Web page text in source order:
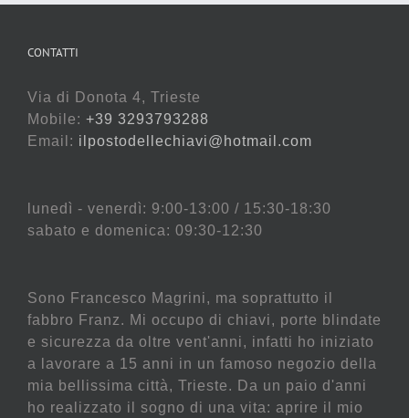
CONTATTI
Via di Donota 4, Trieste
Mobile: +39 3293793288
Email: ilpostodellechiavi@hotmail.com
lunedì - venerdì: 9:00-13:00 / 15:30-18:30
sabato e domenica: 09:30-12:30
Sono Francesco Magrini, ma soprattutto il
fabbro Franz. Mi occupo di chiavi, porte blindate
e sicurezza da oltre vent'anni, infatti ho iniziato
a lavorare a 15 anni in un famoso negozio della
mia bellissima città, Trieste. Da un paio d'anni
ho realizzato il sogno di una vita: aprire il mio